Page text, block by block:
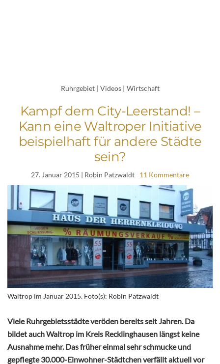
Ruhrgebiet | Videos | Wirtschaft
Kampf dem City-Leerstand! –
Kann eine Waltroper Initiative
beispielhaft für andere Städte
sein?
27. Januar 2015 | Robin Patzwaldt 11 Kommentare
Waltrop im Januar 2015. Foto(s): Robin Patzwaldt
Viele Ruhrgebietsstädte veröden bereits seit Jahren. Da
bildet auch Waltrop im Kreis Recklinghausen längst keine
Ausnahme mehr. Das früher einmal sehr schmucke und
gepflegte 30.000-Einwohner-Städtchen verfällt aktuell vor